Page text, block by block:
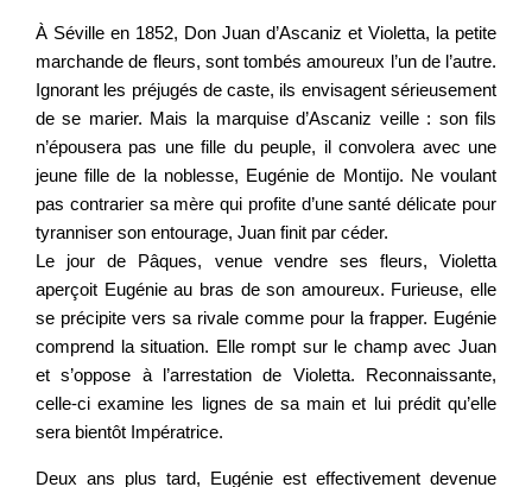
À Séville en 1852, Don Juan d’Ascaniz et Violetta, la petite
marchande de fleurs, sont tombés amoureux l’un de l’autre.
Ignorant les préjugés de caste, ils envisagent sérieusement
de se marier. Mais la marquise d’Ascaniz veille : son fils
n’épousera pas une fille du peuple, il convolera avec une
jeune fille de la noblesse, Eugénie de Montijo. Ne voulant
pas contrarier sa mère qui profite d’une santé délicate pour
tyranniser son entourage, Juan finit par céder.
Le jour de Pâques, venue vendre ses fleurs, Violetta
aperçoit Eugénie au bras de son amoureux. Furieuse, elle
se précipite vers sa rivale comme pour la frapper. Eugénie
comprend la situation. Elle rompt sur le champ avec Juan
et s’oppose à l’arrestation de Violetta. Reconnaissante,
celle-ci examine les lignes de sa main et lui prédit qu’elle
sera bientôt Impératrice.
Deux ans plus tard, Eugénie est effectivement devenue